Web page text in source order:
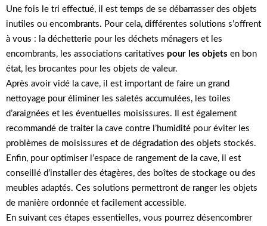
Une fois le tri effectué, il est temps de se débarrasser des objets
inutiles ou encombrants. Pour cela, différentes solutions s’offrent
à vous : la déchetterie pour les déchets ménagers et les
encombrants, les associations caritatives pour les objets en bon
état, les brocantes pour les objets de valeur.
Après avoir vidé la cave, il est important de faire un grand
nettoyage pour éliminer les saletés accumulées, les toiles
d’araignées et les éventuelles moisissures. Il est également
recommandé de traiter la cave contre l’humidité pour éviter les
problèmes de moisissures et de dégradation des objets stockés.
Enfin, pour optimiser l’espace de rangement de la cave, il est
conseillé d’installer des étagères, des boîtes de stockage ou des
meubles adaptés. Ces solutions permettront de ranger les objets
de manière ordonnée et facilement accessible.
En suivant ces étapes essentielles, vous pourrez désencombrer